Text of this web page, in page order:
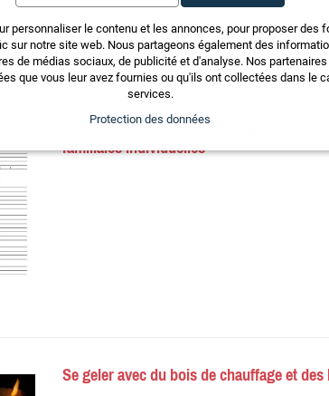
pourraient également vous
Installation de bornes de charge dans les
familiales individuelles
Se geler avec du bois de chauffage et
personnaliser le contenu et les annonces, pour proposer des
sur notre site web. Nous partageons également des
de médias sociaux, de publicité et d'analyse. Nos
que vous leur avez fournies ou qu'ils ont collectées dans le
services.
Protection des données